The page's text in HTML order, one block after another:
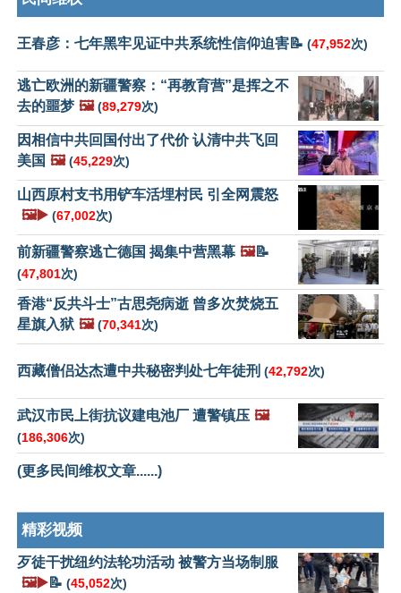
王春彦：七年黑牢见证中共系统性信仰迫害📝 (47,952次)
逃亡欧洲的新疆警察：“再教育营”是挥之不
去的噩梦 🖼️ (89,279次)
因相信中共回国付出了代价 认清中共飞回
美国 🖼️ (45,229次)
山西原村支书用铲车活埋村民 引全网震怒
🖼️▶️ (67,002次)
前新疆警察逃亡德国 揭集中营黑幕 🖼️📝
(47,801次)
香港“反共斗士”古思尧病逝 曾多次焚烧五
星旗入狱 🖼️ (70,341次)
西藏僧侣达杰遭中共秘密判处七年徒刑 (42,792次)
武汉市民上街抗议建电池厂 遭警镇压 🖼️
(186,306次)
(更多民间维权文章......)
精彩视频
歹徒干扰纽约法轮功活动 被警方当场制服
🖼️▶️📝 (45,052次)